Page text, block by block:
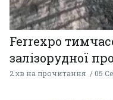
Ferrexpo
залізорудної
2 хв на прочитання 05